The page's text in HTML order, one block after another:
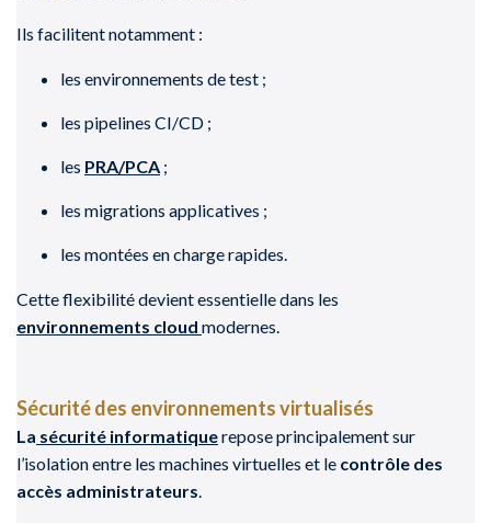
Ils facilitent notamment :
les environnements de test ;
les pipelines CI/CD ;
les PRA/PCA ;
les migrations applicatives ;
les montées en charge rapides.
Cette flexibilité devient essentielle dans les
environnements cloud modernes.
Sécurité des environnements virtualisés
La sécurité informatiquerepose principalement sur
l’isolation entre les machines virtuelles et le contrôle des
accès administrateurs